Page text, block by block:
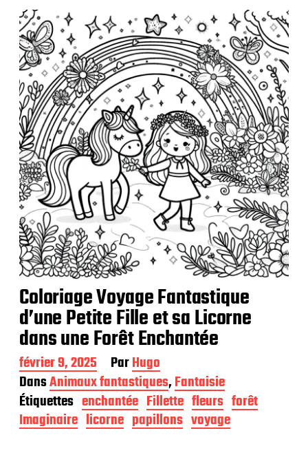
u
b
l
i
c
a
t
i
o
n
Coloriage Voyage Fantastique
d’une Petite Fille et sa Licorne
dans une Forêt Enchantée
D
a
t
e
d
e
février 9, 2025 ParHugo
DansAnimaux fantastiques,Fantaisie
Étiquettes enchantée Fillette fleurs forêt
Imaginaire licorne papillons voyage